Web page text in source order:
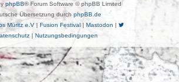
phpBB® Forum Software © phpBB Limited
Übersetzung durch phpBB.de
Müritz e.V | Fusion Festival| Mastodon |
| Nutzungsbedingungen